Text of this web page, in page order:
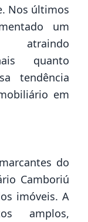
Nos últimos
um
atraindo
quanto
tendência
em
do
Camboriú
imóveis. A
amplos,